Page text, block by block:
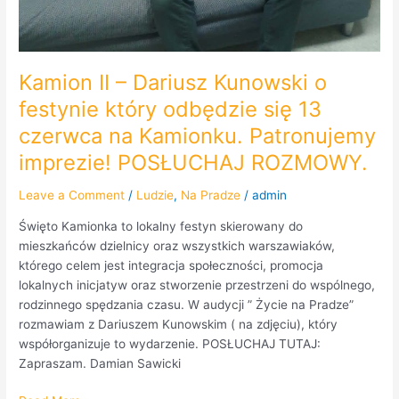
Kamion II – Dariusz Kunowski o
festynie który odbędzie się 13
czerwca na Kamionku. Patronujemy
imprezie! POSŁUCHAJ ROZMOWY.
Leave a Comment / Ludzie, Na Pradze /admin
Święto Kamionka to lokalny festyn skierowany do
mieszkańców dzielnicy oraz wszystkich warszawiaków,
którego celem jest integracja społeczności, promocja
lokalnych inicjatyw oraz stworzenie przestrzeni do wspólnego,
rodzinnego spędzania czasu. W audycji ” Życie na Pradze”
rozmawiam z Dariuszem Kunowskim ( na zdjęciu), który
współorganizuje to wydarzenie. POSŁUCHAJ TUTAJ:
Zapraszam. Damian Sawicki